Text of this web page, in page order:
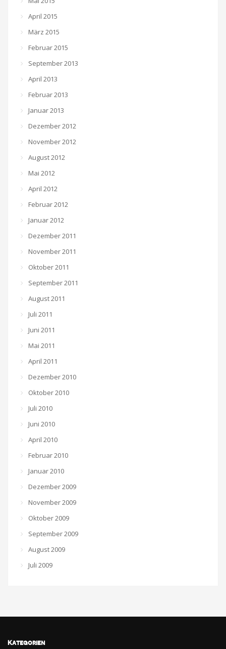
April 2015
März 2015
Februar 2015
September 2013
April 2013
Februar 2013
Januar 2013
Dezember 2012
November 2012
August 2012
Mai 2012
April 2012
Februar 2012
Januar 2012
Dezember 2011
November 2011
Oktober 2011
September 2011
August 2011
Juli 2011
Juni 2011
Mai 2011
April 2011
Dezember 2010
Oktober 2010
Juli 2010
Juni 2010
April 2010
Februar 2010
Januar 2010
Dezember 2009
November 2009
Oktober 2009
September 2009
August 2009
Juli 2009
Kategorien